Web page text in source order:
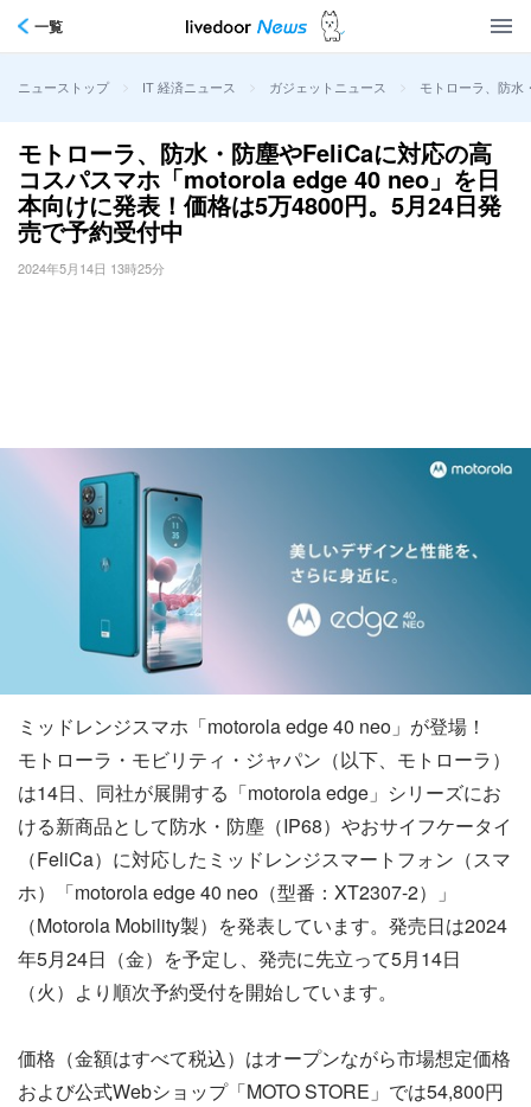
一覧
ニューストップ > IT 経済ニュース > ガジェットニュース > モトローラ、防
モトローラ、防水・防塵やFeliCaに対応の高
コスパスマホ「motorola edge 40 neo」を日
本向けに発表！価格は5万4800円。5月24日発
売で予約受付中
2024年5月14日 13時25分
ミッドレンジスマホ「motorola edge 40 neo」が登場！
モトローラ・モビリティ・ジャパン（以下、モトローラ）
は14日、同社が展開する「motorola edge」シリーズにお
ける新商品として防水・防塵（IP68）やおサイフケータイ
（FeliCa）に対応したミッドレンジスマートフォン（スマ
ホ）「motorola edge 40 neo（型番：XT2307-2）」
（Motorola Mobility製）を発表しています。発売日は2024
年5月24日（金）を予定し、発売に先立って5月14日
（火）より順次予約受付を開始しています。
価格（金額はすべて税込）はオープンながら市場想定価格
および公式Webショップ「MOTO STORE」では54,800円